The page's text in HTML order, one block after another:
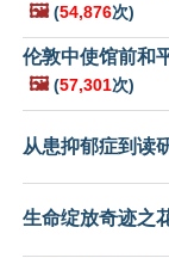
🖼️ (54,876次)
伦敦中使馆前和
🖼️ (57,301次)
从患抑郁症到读
生命绽放奇迹之